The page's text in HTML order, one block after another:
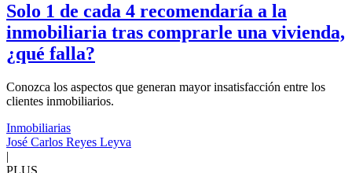
Solo 1 de cada 4 recomendaría a la
inmobiliaria tras comprarle una vivienda,
¿qué falla?
Conozca los aspectos que generan mayor insatisfacción entre los
clientes inmobiliarios.
Inmobiliarias
José Carlos Reyes Leyva
|
PLUS